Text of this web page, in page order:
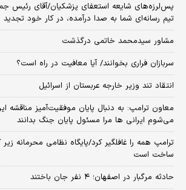
پس‌لرزه‌های شایعه استعفای پزشکیان/آقای رئیس
تیم رسانه‌ای شما به صدا درآمده، در کار خود تجدید
مشاور سیدمحمد خاتمی درگذشت
سربازان فراری بخوانند/ آیا معافیت در راه است؟
انتقاد تند وزیر خارجه عربستان از اسرائیل
معاون ترامپ: به دنبال پایان موفقیت‌آمیز
می‌شوم ایرانی ها مرا مسئول پایان جنگ بدانند
ترامپ همه را غافلگیر کرد/پایگاه نظامی محرمانه
ساخت است
حادثه مرگبار در اصفهان؛ ۴ نفر جان باختند